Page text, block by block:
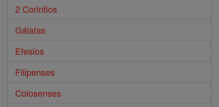
2 Corintios
Gálatas
Efesios
Filipenses
Colosenses